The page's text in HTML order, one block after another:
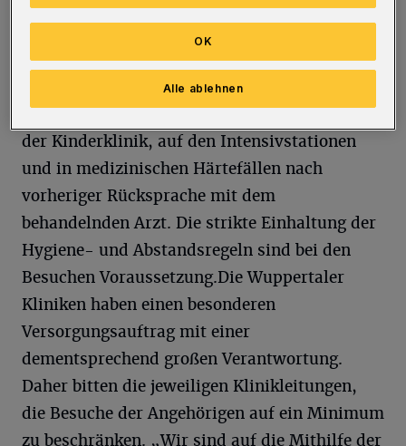
Stunde“, schreiben die Krankenhäuser.
Bei Virus-Symptomen wie Husten,
Halsschmerzen, Schnupfen oder Durchfall ist
ein Besuch untersagt. Ausnahmen gelten in
der Kinderklinik, auf den Intensivstationen
und in medizinischen Härtefällen nach
vorheriger Rücksprache mit dem
behandelnden Arzt. Die strikte Einhaltung der
Hygiene- und Abstandsregeln sind bei den
Besuchen Voraussetzung.Die Wuppertaler
Kliniken haben einen besonderen
Versorgungsauftrag mit einer
dementsprechend großen Verantwortung.
Daher bitten die jeweiligen Klinikleitungen,
die Besuche der Angehörigen auf ein Minimum
zu beschränken. „Wir sind auf die Mithilfe der
Alle ablehnen
OK